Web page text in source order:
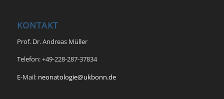
KONTAKT
Prof. Dr. Andreas Müller
Telefon: +49-228-287-37834
E-Mail: neonatologie@ukbonn.de